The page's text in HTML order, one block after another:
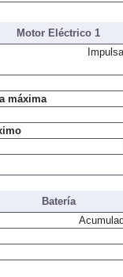
Motor Eléctrico 1
máxima
Batería